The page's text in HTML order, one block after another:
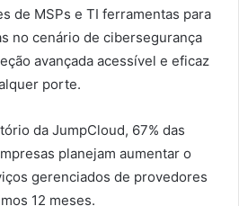
de MSPs e TI ferramentas para
no cenário de cibersegurança
avançada acessível e eficaz
porte.
da JumpCloud, 67% das
planejam aumentar o
gerenciados de provedores
12 meses.